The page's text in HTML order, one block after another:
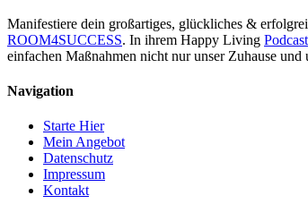
Manifestiere dein großartiges, glückliches &
ROOM4SUCCESS. In ihrem Happy Living Podcast
einfachen Maßnahmen nicht nur unser Zuhause und
Navigation
Starte Hier
Mein Angebot
Datenschutz
Impressum
Kontakt